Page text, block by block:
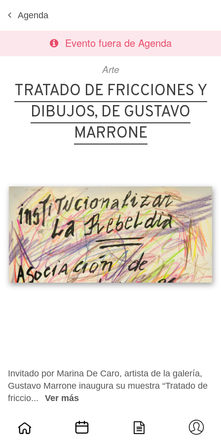
Agenda
Evento fuera de Agenda
Arte
TRATADO DE FRICCIONES Y
DIBUJOS, DE GUSTAVO
MARRONE
Invitado por Marina De Caro, artista de la galería,
Gustavo Marrone inaugura su muestra “Tratado de
friccio...
Ver más